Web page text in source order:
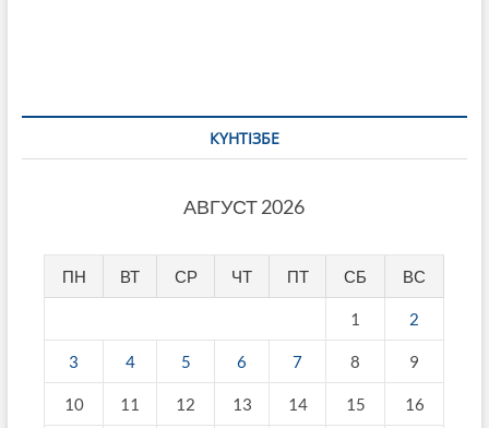
КҮНТІЗБЕ
АВГУСТ 2026
ПН ВТ СР ЧТ ПТ СБ ВС
1 2
3 4 5 6 7 8 9
10 11 12 13 14 15 16